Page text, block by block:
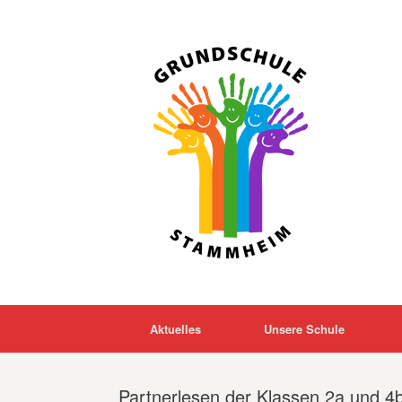
Aktuelles Unsere Schule
Partnerlesen der Klassen 2a und